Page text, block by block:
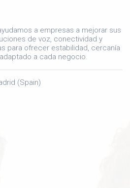
a empresas a mejorar sus
de voz, conectividad y
para ofrecer estabilidad, cercanía
a cada negocio.
(Spain)